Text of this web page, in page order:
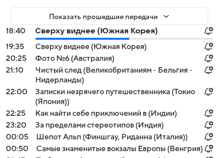
Показать прошедшие передачи
18:40
Сверху виднее (Южная Корея)
19:35
Сверху виднее (Южная Корея)
20:25
Фото №6 (Австралия)
21:10
Чистый след (Великобританиям - Бельгия -
Нидерланды)
22:00
Записки незрячего путешественника (Токио
(Япония))
22:25
Как найти себе приключений в (Индии)
23:20
За пределами стереотипов (Индия)
00:05
Шепот Альп (Финшгау, Риданна (Италия))
00:50
Самые знаменитые вокзалы Европы (Венгрия)